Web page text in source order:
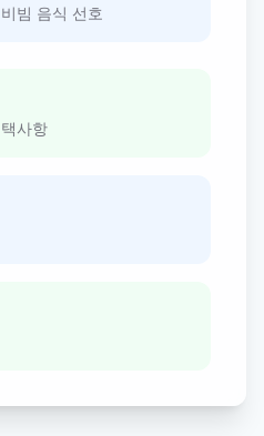
빔 음식 선호
사항